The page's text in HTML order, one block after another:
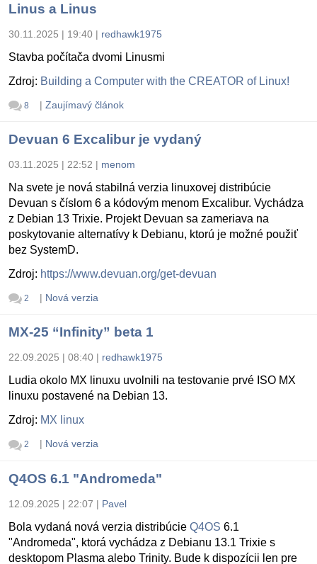
Linus a Linus
30.11.2025 | 19:40 | redhawk1975
Stavba počítača dvomi Linusmi
Zdroj: Building a Computer with the CREATOR of Linux!
8 | Zaujímavý článok
Devuan 6 Excalibur je vydaný
03.11.2025 | 22:52 | menom
Na svete je nová stabilná verzia linuxovej distribúcie
Devuan s číslom 6 a kódovým menom Excalibur. Vychádza
z Debian 13 Trixie. Projekt Devuan sa zameriava na
poskytovanie alternatívy k Debianu, ktorú je možné použiť
bez SystemD.
Zdroj: https://www.devuan.org/get-devuan
2 | Nová verzia
MX-25 “Infinity” beta 1
22.09.2025 | 08:40 | redhawk1975
Ludia okolo MX linuxu uvolnili na testovanie prvé ISO MX
linuxu postavené na Debian 13.
Zdroj: MX linux
2 | Nová verzia
Q4OS 6.1 "Andromeda"
12.09.2025 | 22:07 | Pavel
Bola vydaná nová verzia distribúcie Q4OS 6.1
"Andromeda", ktorá vychádza z Debianu 13.1 Trixie s
desktopom Plasma alebo Trinity. Bude k dispozícii len pre